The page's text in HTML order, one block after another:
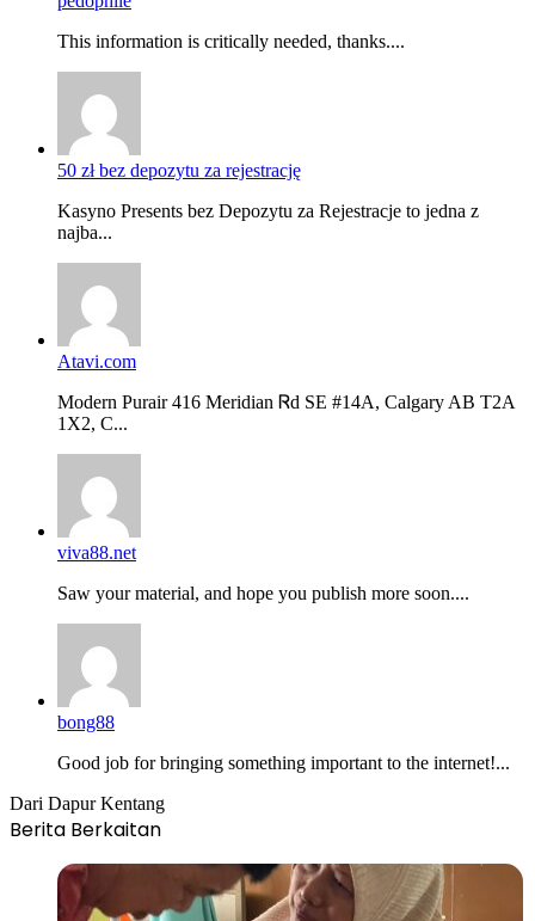
This information is critically needed, thanks....
50 zł bez depozytu za rejestrację
Kasyno Presents bez Depozytu za Rejestracje to jedna z
najba...
Atavi.com
Modern Purair 416 Meridian Ꮢd ЅE #14A, Calgary AB T2A
1X2, C...
viva88.net
Saw your material, and hope you publish more soon....
bong88
Good job for bringing something important to the internet!...
Dari Dapur Kentang
Berita Berkaitan